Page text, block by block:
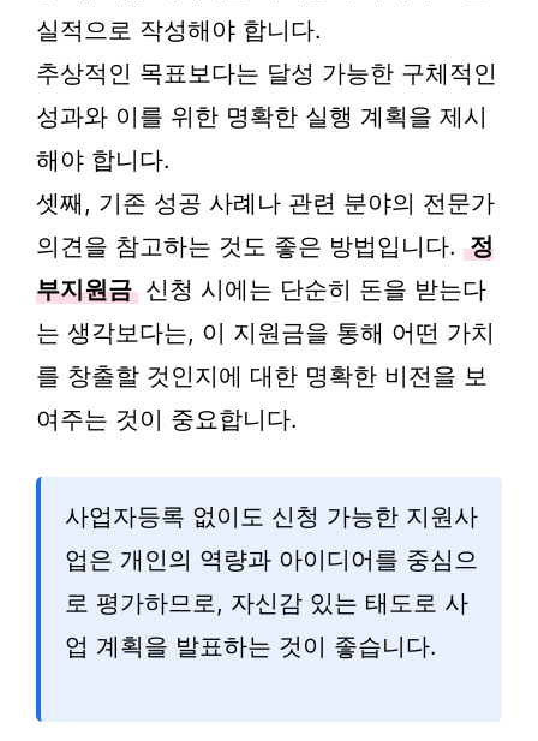
실적으로 작성해야 합니다.
추상적인 목표보다는 달성 가능한 구체적인
성과와 이를 위한 명확한 실행 계획을 제시
해야 합니다.
셋째, 기존 성공 사례나 관련 분야의 전문가
의견을 참고하는 것도 좋은 방법입니다. 정
부지원금 신청 시에는 단순히 돈을 받는다
는 생각보다는, 이 지원금을 통해 어떤 가치
를 창출할 것인지에 대한 명확한 비전을 보
여주는 것이 중요합니다.
사업자등록 없이도 신청 가능한 지원사
업은 개인의 역량과 아이디어를 중심으
로 평가하므로, 자신감 있는 태도로 사
업 계획을 발표하는 것이 좋습니다.